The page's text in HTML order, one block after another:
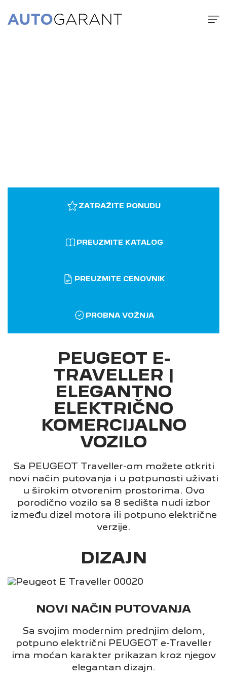
ZATRAŽITE PONUDU
PREUZMITE KATALOG
PREUZMITE CENOVNIK
PROBNA VOŽNJA
PEUGEOT E-
TRAVELLER |
ELEGANTNO
ELEKTRIČNO
KOMERCIJALNO
VOZILO
Sa PEUGEOT Traveller-om možete otkriti
novi način putovanja i u potpunosti uživati
u širokim otvorenim prostorima. Ovo
porodično vozilo sa 8 sedišta nudi izbor
između dizel motora ili potpuno električne
verzije.
DIZAJN
NOVI NAČIN PUTOVANJA
Sa svojim modernim prednjim delom,
potpuno električni PEUGEOT e-Traveller
ima moćan karakter prikazan kroz njegov
elegantan dizajn.